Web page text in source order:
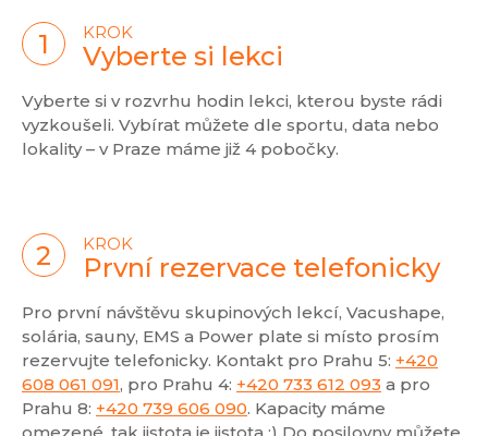
KROK
Vyberte si lekci
Vyberte si v rozvrhu hodin lekci, kterou byste rádi
vyzkoušeli. Vybírat můžete dle sportu, data nebo
lokality – v Praze máme již 4 pobočky.
KROK
První rezervace telefonicky
Pro první návštěvu skupinových lekcí, Vacushape,
solária, sauny, EMS a Power plate si místo prosím
rezervujte telefonicky. Kontakt pro Prahu 5: +420
608 061 091, pro Prahu 4: +420 733 612 093 a pro
Prahu 8: +420 739 606 090. Kapacity máme